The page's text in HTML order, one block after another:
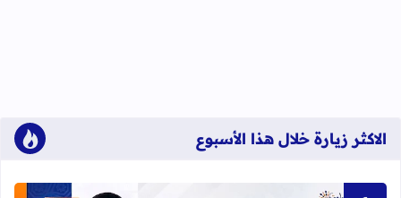
الاكثر زيارة خلال هذا الأسبوع